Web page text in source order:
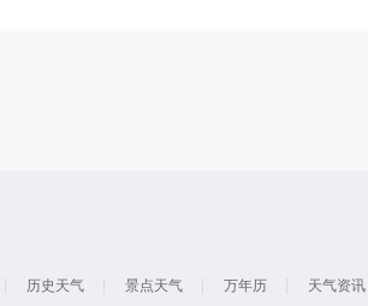
历史天气 景点天气 万年历 天气资讯